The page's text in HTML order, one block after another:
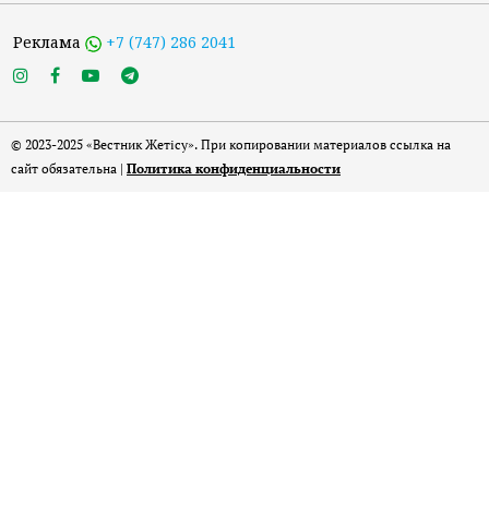
Реклама +7 (747) 286 2041
© 2023-2025 «Вестник Жетісу». При копировании материалов ссылка на
сайт обязательна | Политика конфиденциальности